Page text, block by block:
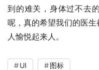
到的难关，身体过不去
呢，真的希望我们的医
人愉悦起来人。
UI 图标